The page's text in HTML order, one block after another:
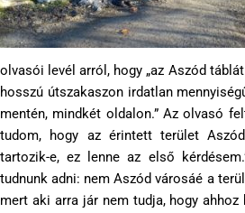
olvasói levél arról, hogy „az Aszód
hosszú útszakaszon irdatlan
mentén, mindkét oldalon.” Az olvasó
tudom, hogy az érintett terület
tartozik-e, ez lenne az első
tudnunk adni: nem Aszód városáé a
mert aki arra jár nem tudja, hogy